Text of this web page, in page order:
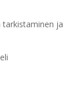
tarkistaminen ja